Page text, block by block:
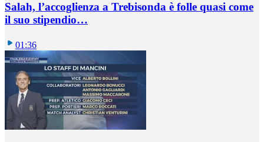
Salah, l’accoglienza a Trebisonda è folle quasi come
il suo stipendio…
01:36